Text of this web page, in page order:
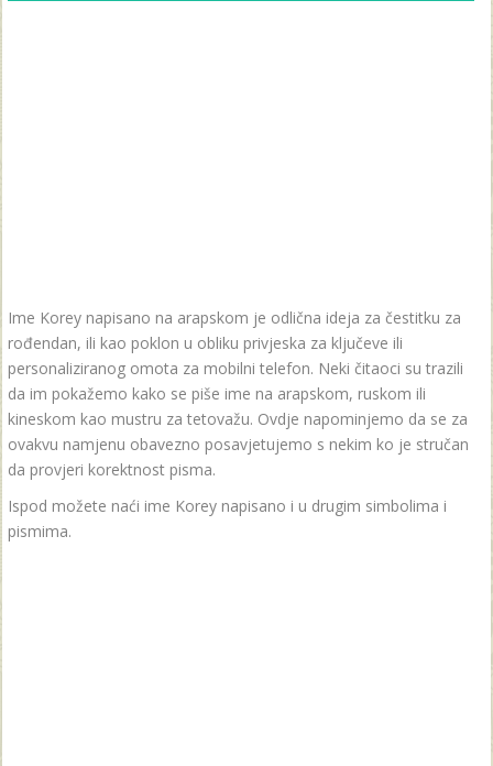
Ime Korey napisano na arapskom je odlična ideja za čestitku za
rođendan, ili kao poklon u obliku privjeska za ključeve ili
personaliziranog omota za mobilni telefon. Neki čitaoci su trazili
da im pokažemo kako se piše ime na arapskom, ruskom ili
kineskom kao mustru za tetovažu. Ovdje napominjemo da se za
ovakvu namjenu obavezno posavjetujemo s nekim ko je stručan
da provjeri korektnost pisma.
Ispod možete naći ime Korey napisano i u drugim simbolima i
pismima.